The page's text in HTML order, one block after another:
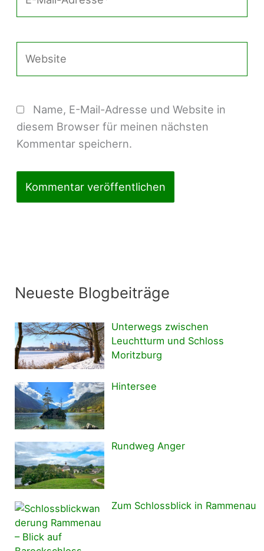
Mail-
Name, E-Mail-Adresse und Website in
diesem Browser für meinen nächsten
Kommentar speichern.
Neueste Blogbeiträge
Unterwegs zwischen
Leuchtturm und Schloss
Moritzburg
Hintersee
Rundweg Anger
Zum Schlossblick in Rammenau